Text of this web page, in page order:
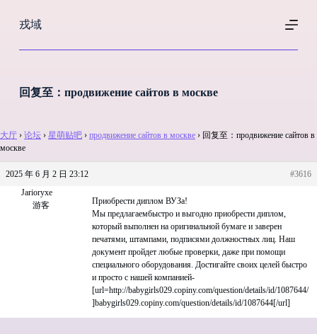
过
戎域
回复至：продвижение сайтов в москве
大厅 › 论坛 › 星萌贴吧 › продвижение сайтов в москве › 回复至：продвижение сайтов в
москве
2025 年 6 月 2 日 23:12
#3616
Jarioryxe
游客
Приобрести диплом ВУЗа!
Мы предлагаембыстро и выгодно приобрести диплом,
который выполнен на оригинальной бумаге и заверен
печатями, штампами, подписями должностных лиц. Наш
документ пройдет любые проверки, даже при помощи
специального оборудования. Достигайте своих целей быстро
и просто с нашей компанией-
[url=http://babygirls029.copiny.com/question/details/id/1087644/
]babygirls029.copiny.com/question/details/id/1087644[/url]